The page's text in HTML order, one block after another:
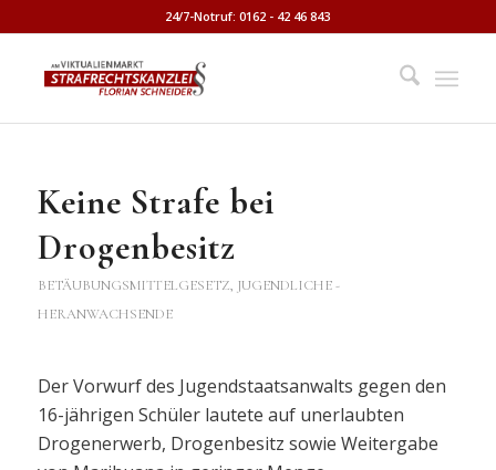
24/7-Notruf: 0162 - 42 46 843
Keine Strafe bei
Drogenbesitz
BETÄUBUNGSMITTELGESETZ, JUGENDLICHE -
HERANWACHSENDE
Der Vorwurf des Jugendstaatsanwalts gegen den
16-jährigen Schüler lautete auf unerlaubten
Drogenerwerb, Drogenbesitz sowie Weitergabe